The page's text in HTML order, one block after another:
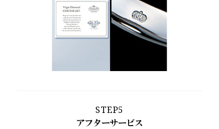
STEP5
アフターサービス